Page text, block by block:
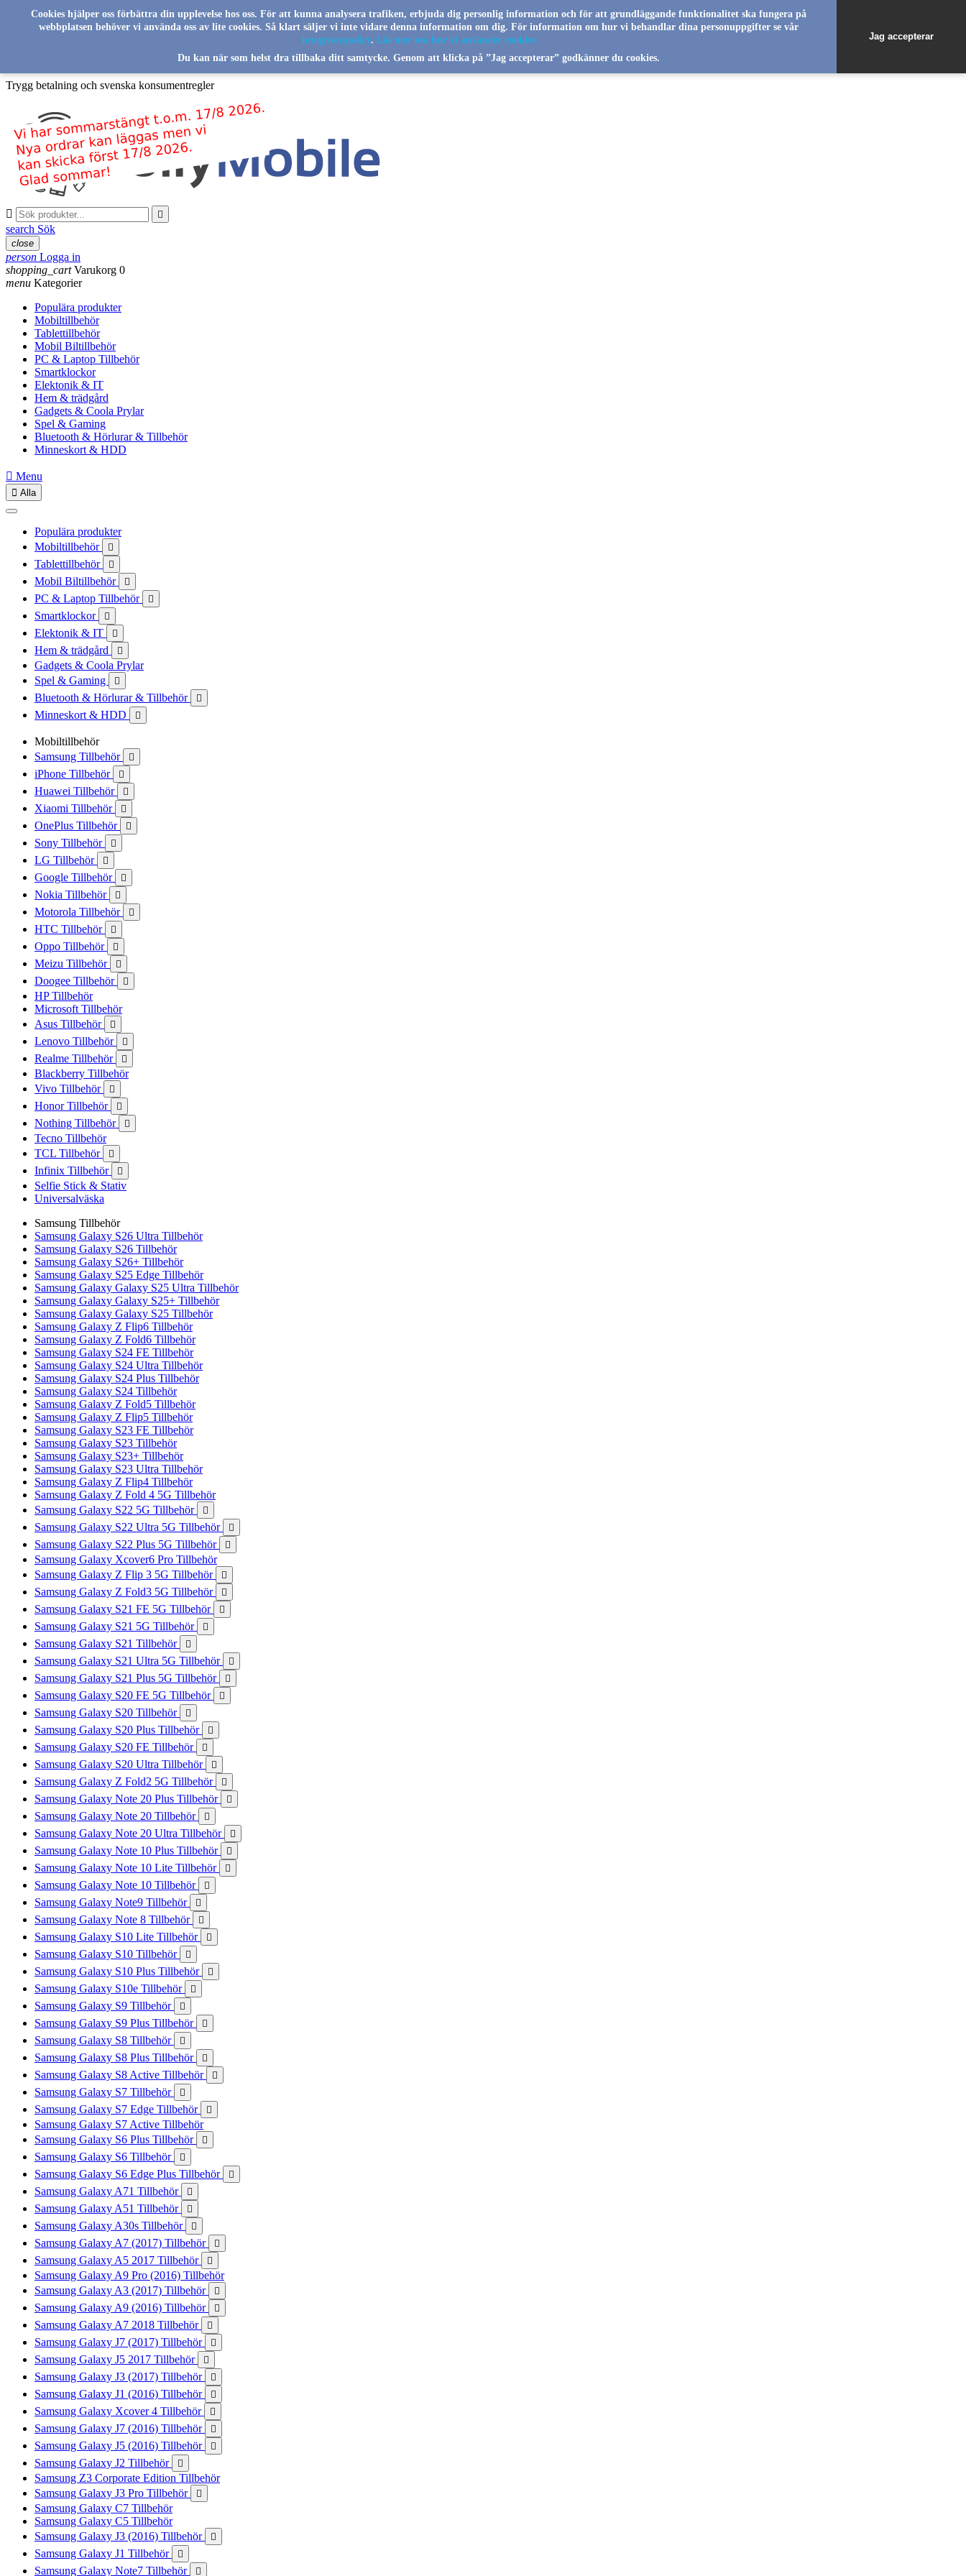
Skip to main content
Svenskt familjeföretag sedan 2016
Trygg betalning och svenska konsumentregler
 
search Sök
close
person Logga in
shopping_cart Varukorg 0
menu Kategorier
Populära produkter
Mobiltillbehör
Tablettillbehör
Mobil Biltillbehör
PC & Laptop Tillbehör
Smartklockor
Elektonik & IT
Hem & trädgård
Gadgets & Coola Prylar
Spel & Gaming
Bluetooth & Hörlurar & Tillbehör
Minneskort & HDD
 Menu
 Alla
Populära produkter
Mobiltillbehör

Tablettillbehör 
Mobil Biltillbehör 
PC & Laptop Tillbehör 
Smartklockor 
Elektonik & IT 
Hem & trädgård 
Gadgets & Coola Prylar
Spel & Gaming

Bluetooth & Hörlurar & Tillbehör 
Minneskort & HDD 
Mobiltillbehör
Samsung Tillbehör

iPhone Tillbehör 
Huawei Tillbehör 
Xiaomi Tillbehör 
OnePlus Tillbehör 
Sony Tillbehör 
LG Tillbehör 
Google Tillbehör 
Nokia Tillbehör 
Motorola Tillbehör 
HTC Tillbehör 
Oppo Tillbehör 
Meizu Tillbehör 
Doogee Tillbehör 
HP Tillbehör
Microsoft Tillbehör
Asus Tillbehör

Lenovo Tillbehör 
Realme Tillbehör 
Blackberry Tillbehör
Vivo Tillbehör

Honor Tillbehör 
Nothing Tillbehör 
Tecno Tillbehör
TCL Tillbehör

Infinix Tillbehör 
Selfie Stick & Stativ
Universalväska
Samsung Tillbehör
Samsung Galaxy S26 Ultra Tillbehör
Samsung Galaxy S26 Tillbehör
Samsung Galaxy S26+ Tillbehör
Samsung Galaxy S25 Edge Tillbehör
Samsung Galaxy Galaxy S25 Ultra Tillbehör
Samsung Galaxy Galaxy S25+ Tillbehör
Samsung Galaxy Galaxy S25 Tillbehör
Samsung Galaxy Z Flip6 Tillbehör
Samsung Galaxy Z Fold6 Tillbehör
Samsung Galaxy S24 FE Tillbehör
Samsung Galaxy S24 Ultra Tillbehör
Samsung Galaxy S24 Plus Tillbehör
Samsung Galaxy S24 Tillbehör
Samsung Galaxy Z Fold5 Tillbehör
Samsung Galaxy Z Flip5 Tillbehör
Samsung Galaxy S23 FE Tillbehör
Samsung Galaxy S23 Tillbehör
Samsung Galaxy S23+ Tillbehör
Samsung Galaxy S23 Ultra Tillbehör
Samsung Galaxy Z Flip4 Tillbehör
Samsung Galaxy Z Fold 4 5G Tillbehör
Samsung Galaxy S22 5G Tillbehör

Samsung Galaxy S22 Ultra 5G Tillbehör 
Samsung Galaxy S22 Plus 5G Tillbehör 
Samsung Galaxy Xcover6 Pro Tillbehör
Samsung Galaxy Z Flip 3 5G Tillbehör

Samsung Galaxy Z Fold3 5G Tillbehör 
Samsung Galaxy S21 FE 5G Tillbehör 
Samsung Galaxy S21 5G Tillbehör 
Samsung Galaxy S21 Tillbehör 
Samsung Galaxy S21 Ultra 5G Tillbehör 
Samsung Galaxy S21 Plus 5G Tillbehör 
Samsung Galaxy S20 FE 5G Tillbehör 
Samsung Galaxy S20 Tillbehör 
Samsung Galaxy S20 Plus Tillbehör 
Samsung Galaxy S20 FE Tillbehör 
Samsung Galaxy S20 Ultra Tillbehör 
Samsung Galaxy Z Fold2 5G Tillbehör 
Samsung Galaxy Note 20 Plus Tillbehör 
Samsung Galaxy Note 20 Tillbehör 
Samsung Galaxy Note 20 Ultra Tillbehör 
Samsung Galaxy Note 10 Plus Tillbehör 
Samsung Galaxy Note 10 Lite Tillbehör 
Samsung Galaxy Note 10 Tillbehör 
Samsung Galaxy Note9 Tillbehör 
Samsung Galaxy Note 8 Tillbehör 
Samsung Galaxy S10 Lite Tillbehör 
Samsung Galaxy S10 Tillbehör 
Samsung Galaxy S10 Plus Tillbehör 
Samsung Galaxy S10e Tillbehör 
Samsung Galaxy S9 Tillbehör 
Samsung Galaxy S9 Plus Tillbehör 
Samsung Galaxy S8 Tillbehör 
Samsung Galaxy S8 Plus Tillbehör 
Samsung Galaxy S8 Active Tillbehör 
Samsung Galaxy S7 Tillbehör 
Samsung Galaxy S7 Edge Tillbehör 
Samsung Galaxy S7 Active Tillbehör
Samsung Galaxy S6 Plus Tillbehör

Samsung Galaxy S6 Tillbehör 
Samsung Galaxy S6 Edge Plus Tillbehör 
Samsung Galaxy A71 Tillbehör 
Samsung Galaxy A51 Tillbehör 
Samsung Galaxy A30s Tillbehör 
Samsung Galaxy A7 (2017) Tillbehör 
Samsung Galaxy A5 2017 Tillbehör 
Samsung Galaxy A9 Pro (2016) Tillbehör
Samsung Galaxy A3 (2017) Tillbehör

Samsung Galaxy A9 (2016) Tillbehör 
Samsung Galaxy A7 2018 Tillbehör 
Samsung Galaxy J7 (2017) Tillbehör 
Samsung Galaxy J5 2017 Tillbehör 
Samsung Galaxy J3 (2017) Tillbehör 
Samsung Galaxy J1 (2016) Tillbehör 
Samsung Galaxy Xcover 4 Tillbehör 
Samsung Galaxy J7 (2016) Tillbehör 
Samsung Galaxy J5 (2016) Tillbehör 
Samsung Galaxy J2 Tillbehör 
Samsung Z3 Corporate Edition Tillbehör
Samsung Galaxy J3 Pro Tillbehör

Samsung Galaxy C7 Tillbehör
Samsung Galaxy C5 Tillbehör
Samsung Galaxy J3 (2016) Tillbehör

Samsung Galaxy J1 Tillbehör 
Samsung Galaxy Note7 Tillbehör 
Cookies hjälper oss förbättra din upplevelse hos oss. För att kunna analysera trafiken, erbjuda dig personlig information och för att grundläggande funktionalitet ska fungera på
webbplatsen behöver vi använda oss av lite cookies. Så klart säljer vi inte vidare denna information om dig. För information om hur vi behandlar dina personuppgifter se vår
integritetspolicy. Läs mer om hur vi använder cookies
Du kan när som helst dra tillbaka ditt samtycke. Genom att klicka på ”Jag accepterar” godkänner du cookies.
Jag accepterar